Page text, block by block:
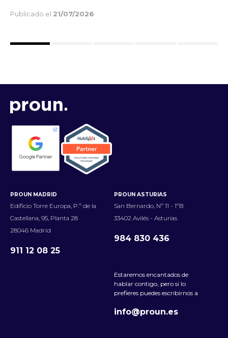
Publicado el 14/07/2026
PROUN MADRID
Edificio Torre Europa, P.º de la
Castellana, 95, Planta 28
28046 Madrid
911 12 08 25
PROUN ASTURIAS
San Bernardo, Nº 11 - 1ºB
33402 Avilés - Asturias
984 830 436
Estaremos encantados de
hablar contigo, pero si lo
prefieres puedes escribirnos a
info@proun.es